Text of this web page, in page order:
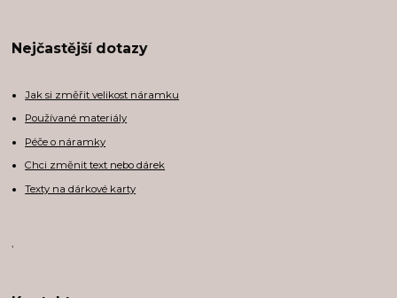
Nejčastější dotazy
Jak si změřit velikost náramku
Používané materiály
Péče o náramky
Chci změnit text nebo dárek
Texty na dárkové karty
,